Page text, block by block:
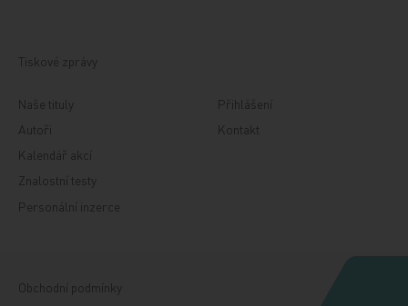
Tiskové zprávy
Naše tituly
Autoři
Kalendář akcí
Znalostní testy
Personální inzerce
Přihlášení
Kontakt
Obchodní podmínky